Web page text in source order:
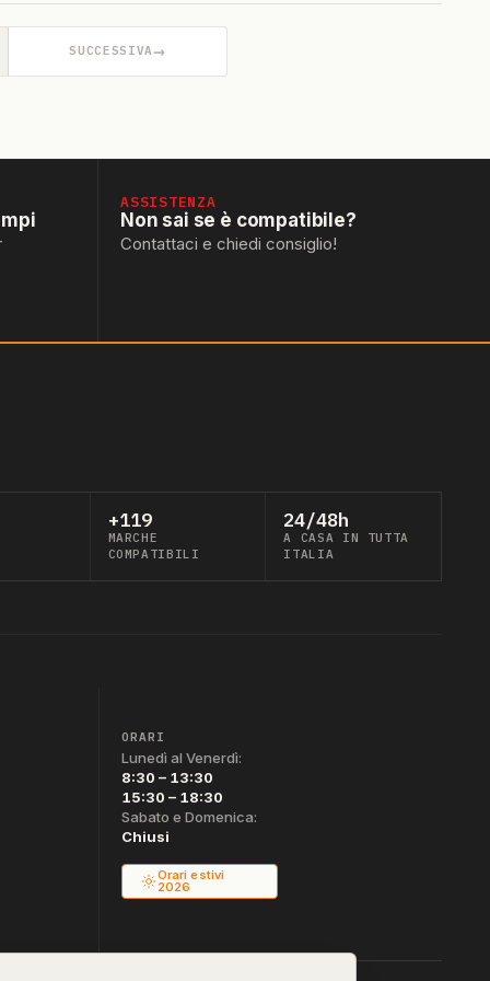
SUCCESSIVA→
ASSISTENZA
Non sai se è compatibile?
Contattaci e chiedi consiglio!
+119
MARCHE
COMPATIBILI
24/48h
A CASA IN TUTTA
ITALIA
ORARI
Lunedì al Venerdì:
8:30 – 13:30
15:30 – 18:30
Sabato e Domenica:
Chiusi
Orari estivi
2026